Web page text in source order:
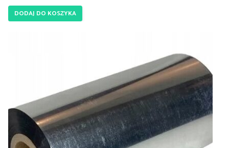
DODAJ DO KOSZYKA